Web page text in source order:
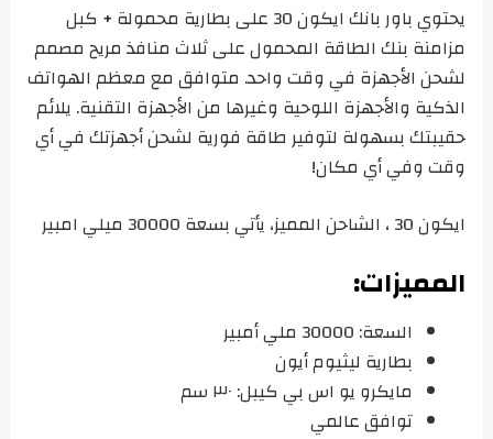
يحتوي باور بانك ايكون 30 على بطارية محمولة + كبل
مزامنة بنك الطاقة المحمول على ثلاث منافذ مريح مصمم
لشحن الأجهزة في وقت واحد. متوافق مع معظم الهواتف
الذكية والأجهزة اللوحية وغيرها من الأجهزة التقنية. يلائم
حقيبتك بسهولة لتوفير طاقة فورية لشحن أجهزتك في أي
وقت وفي أي مكان!
ايكون 30 ، الشاحن المميز، يأتي بسعة 30000 ميلي امبير
المميزات:
السعة: 30000 ملي أمبير
بطارية ليثيوم أيون
مايكرو يو اس بي كيبل: ٣٠ سم
توافق عالمي